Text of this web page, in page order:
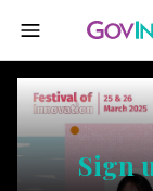
MENU
Sign